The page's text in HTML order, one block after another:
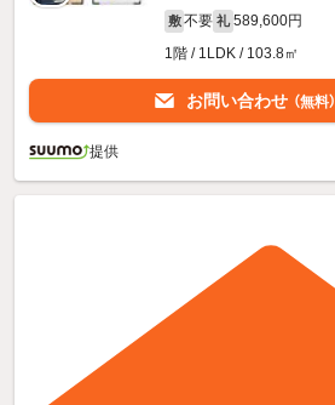
敷 不要 礼 589,600円
1階 / 1LDK / 103.8㎡
お問い合わせ （無料）
提供